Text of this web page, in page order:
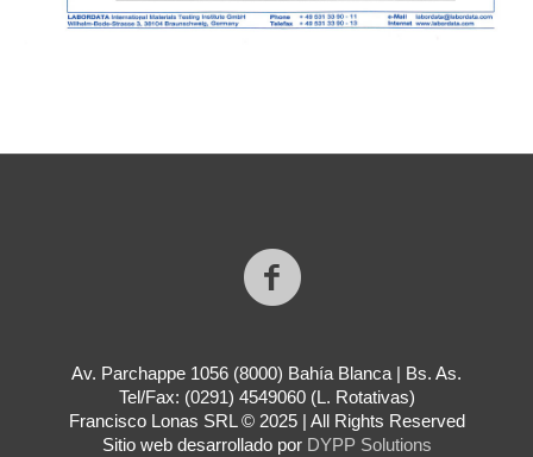
Av. Parchappe 1056 (8000) Bahía Blanca | Bs. As.
Tel/Fax: (0291) 4549060 (L. Rotativas)
Francisco Lonas SRL © 2025 | All Rights Reserved
Sitio web desarrollado por DYPP Solutions